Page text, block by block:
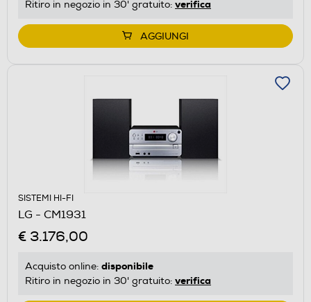
Ritiro in negozio in 30' gratuito: verifica
AGGIUNGI
SISTEMI HI-FI
LG - CM1931
€ 3.176,00
Acquisto online: disponibile
Ritiro in negozio in 30' gratuito: verifica